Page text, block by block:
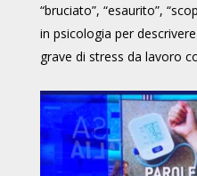
“bruciato”, “esaurito”,
in psicologia per
grave di stress da lavoro